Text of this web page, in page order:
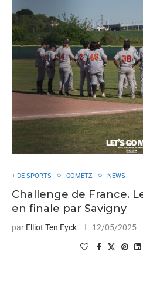
+ DE SPORTS COMETZ NEWS
Challenge de France.
en finale par Savigny
par Elliot Ten Eyck 12/05/2025